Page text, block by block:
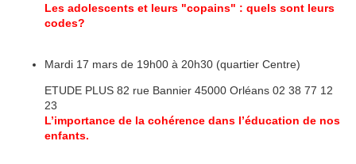
Les adolescents et leurs "copains" : quels sont leurs
codes?
Mardi 17 mars de 19h00 à 20h30 (quartier Centre)
ETUDE PLUS 82 rue Bannier 45000 Orléans 02 38 77 12
23
L’importance de la cohérence dans l’éducation de nos
enfants.